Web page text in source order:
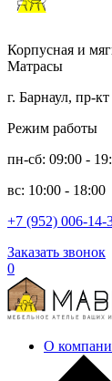
Корпусная и
Матрасы
г. Барнаул, пр-
Режим работы
пн-сб: 09:00 -
вс: 10:00 - 18:00
+7 (952) 006-14-
Заказать звонок
0
О